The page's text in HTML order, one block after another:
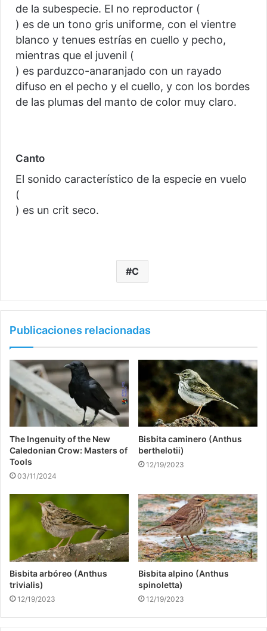
de la subespecie. El no reproductor (
) es de un tono gris uniforme, con el vientre
blanco y tenues estrías en cuello y pecho,
mientras que el juvenil (
) es parduzco-anaranjado con un rayado
difuso en el pecho y el cuello, y con los bordes
de las plumas del manto de color muy claro.
Canto
El sonido característico de la especie en vuelo
(
) es un crit seco.
C
Publicaciones relacionadas
The Ingenuity of the New
Caledonian Crow: Masters of
Tools
03/11/2024
Bisbita caminero (Anthus
berthelotii)
12/19/2023
Bisbita arbóreo (Anthus
trivialis)
12/19/2023
Bisbita alpino (Anthus
spinoletta)
12/19/2023